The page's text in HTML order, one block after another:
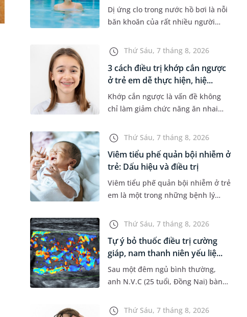
Dị ứng clo trong nước hồ bơi là nỗi
băn khoăn của rất nhiều người
trường hợp thường xuyên bơi ở
những hồ bơi nhân tạo. Bài v...
Thứ Sáu, 7 tháng 8, 2026
3 cách điều trị khớp cắn ngược
ở trẻ em dễ thực hiện, hiệ...
Khớp cắn ngược là vấn đề không
chỉ làm giảm chức năng ăn nhai
đối của khuôn mặt. Do đó, cần khắc
phục sớm tình trạng này để...
Thứ Sáu, 7 tháng 8, 2026
Viêm tiểu phế quản bội nhiễm ở
trẻ: Dấu hiệu và điều trị
Viêm tiểu phế quản bội nhiễm ở trẻ
em là một trong những bệnh lý
bùng phát vào thời điểm giao mùa.
Khi những tổn thương ban đầ...
Thứ Sáu, 7 tháng 8, 2026
Tự ý bỏ thuốc điều trị cường
giáp, nam thanh niên yếu liệ...
Sau một đêm ngủ bình thường,
anh N.V.C (25 tuổi, Đồng Nai) bàng
không thể vận động đi lại được. Kết
Thứ Sáu, 7 tháng 8, 2026